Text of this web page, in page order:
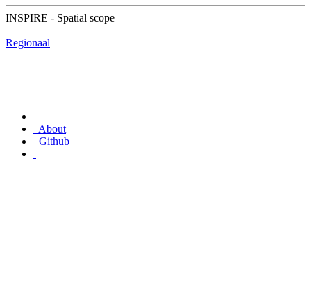
INSPIRE - Spatial scope
Regionaal
About
Github